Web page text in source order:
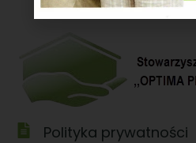
Polityka prywatności